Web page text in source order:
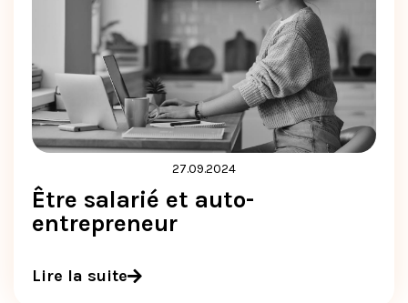
27.09.2024
Être salarié et auto-
entrepreneur
Lire la suite